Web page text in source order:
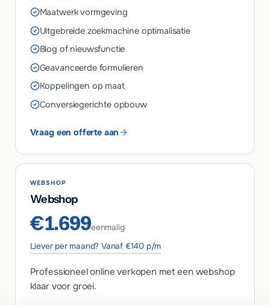
Maatwerk vormgeving
Uitgebreide zoekmachine optimalisatie
Blog of nieuwsfunctie
Geavanceerde formulieren
Koppelingen op maat
Conversiegerichte opbouw
Vraag een offerte aan
WEBSHOP
Webshop
€1.699eenmalig
Liever per maand? Vanaf €140 p/m
Professioneel online verkopen met een webshop
klaar voor groei.